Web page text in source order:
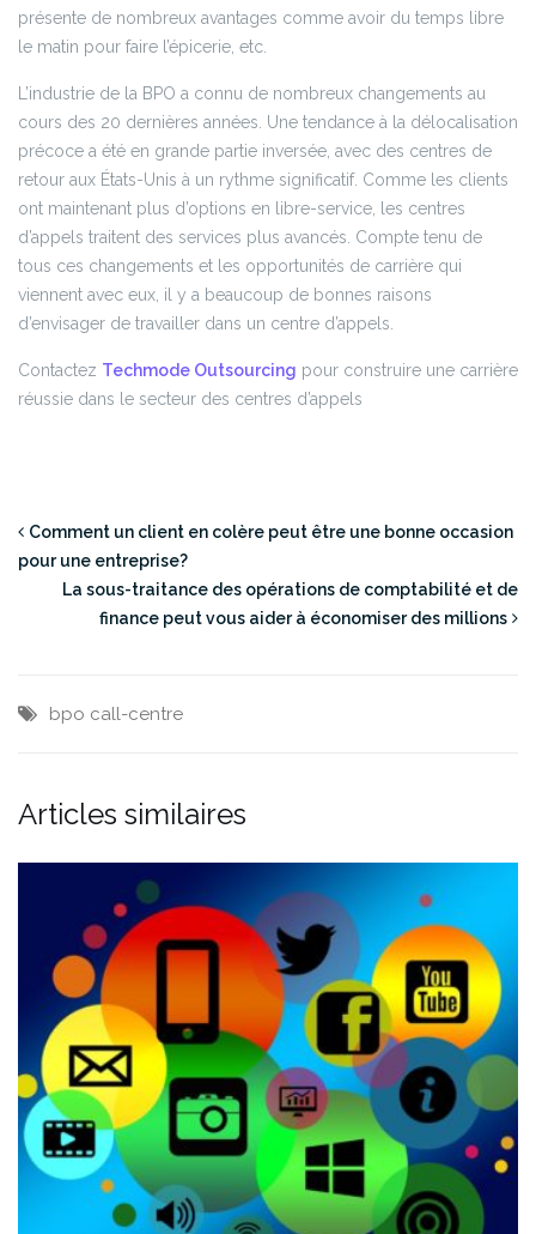
présente de nombreux avantages comme avoir du temps libre
le matin pour faire l’épicerie, etc.
L’industrie de la BPO a connu de nombreux changements au
cours des 20 dernières années. Une tendance à la délocalisation
précoce a été en grande partie inversée, avec des centres de
retour aux États-Unis à un rythme significatif. Comme les clients
ont maintenant plus d’options en libre-service, les centres
d’appels traitent des services plus avancés. Compte tenu de
tous ces changements et les opportunités de carrière qui
viennent avec eux, il y a beaucoup de bonnes raisons
d’envisager de travailler dans un centre d’appels.
Contactez Techmode Outsourcing pour construire une carrière
réussie dans le secteur des centres d’appels
Comment un client en colère peut être une bonne occasion
pour une entreprise?
La sous-traitance des opérations de comptabilité et de
finance peut vous aider à économiser des millions
bpo call-centre
Articles similaires